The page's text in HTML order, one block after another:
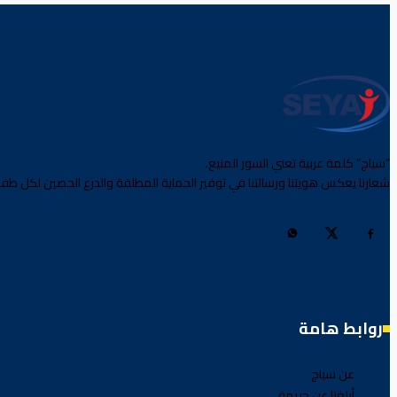
“سياج” كلمة عربية تعني السور المنيع.
شعارنا يعكس هويتنا ورسالتنا في توفير الحماية المطلقة والدرع الحصين لكل
روابط هامة
عن سياج